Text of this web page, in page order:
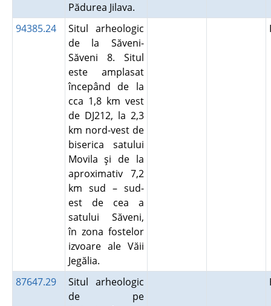
Pădurea Jilava.
94385.24
Situl arheologic
de la Săveni-
Săveni 8. Situl
este amplasat
începând de la
cca 1,8 km vest
de DJ212, la 2,3
km nord-vest de
biserica satului
Movila şi de la
aproximativ 7,2
km sud – sud-
est de cea a
satului Săveni,
în zona fostelor
izvoare ale Văii
Jegălia.
87647.29
Situl arheologic
de pe